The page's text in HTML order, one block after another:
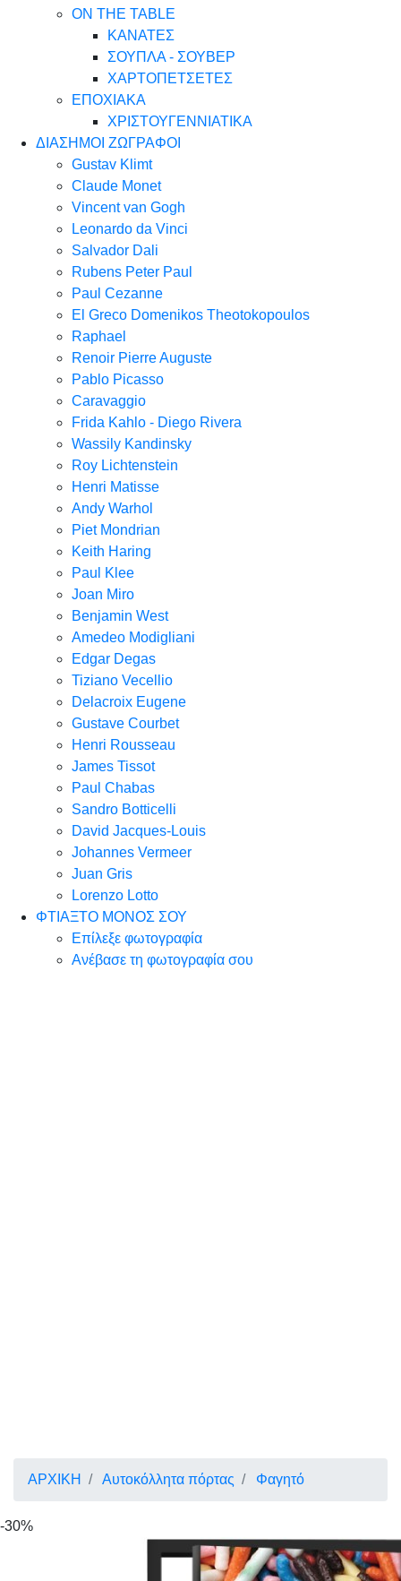
ON THE TABLE
ΚΑΝΑΤΕΣ
ΣΟΥΠΛΑ - ΣΟΥΒΕΡ
ΧΑΡΤΟΠΕΤΣΕΤΕΣ
ΕΠΟΧΙΑΚΑ
ΧΡΙΣΤΟΥΓΕΝΝΙΑΤΙΚΑ
ΔΙΑΣΗΜΟΙ ΖΩΓΡΑΦΟΙ
Gustav Klimt
Claude Monet
Vincent van Gogh
Leonardo da Vinci
Salvador Dali
Rubens Peter Paul
Paul Cezanne
El Greco Domenikos Theotokopoulos
Raphael
Renoir Pierre Auguste
Pablo Picasso
Caravaggio
Frida Kahlo - Diego Rivera
Wassily Kandinsky
Roy Lichtenstein
Henri Matisse
Andy Warhol
Piet Mondrian
Keith Haring
Paul Klee
Joan Miro
Benjamin West
Amedeo Modigliani
Edgar Degas
Tiziano Vecellio
Delacroix Eugene
Gustave Courbet
Henri Rousseau
James Tissot
Paul Chabas
Sandro Botticelli
David Jacques-Louis
Johannes Vermeer
Juan Gris
Lorenzo Lotto
ΦΤΙΑΞΤΟ ΜΟΝΟΣ ΣΟΥ
Επίλεξε φωτογραφία
Ανέβασε τη φωτογραφία σου
ΑΡΧΙΚΗ Αυτοκόλλητα πόρτας Φαγητό
-30%